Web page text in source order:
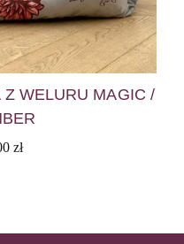
Z WELURU MAGIC /
zł